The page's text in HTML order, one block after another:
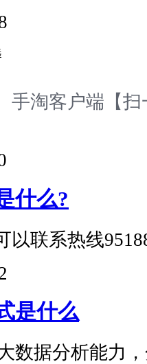
手淘客户端【
什么?
以联系热线
是什么
数据分析能力